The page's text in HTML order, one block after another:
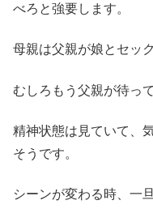
べろと強要します。
母親は父親が娘とセッ
むしろもう父親が待っ
精神状態は見ていて、
そうです。
シーンが変わる時、一